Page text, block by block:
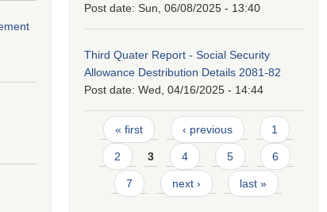
Post date: Sun, 06/08/2025 - 13:40
Third Quater Report - Social Security
Allowance Destribution Details 2081-82
Post date: Wed, 04/16/2025 - 14:44
Pages
« first ‹ previous 1
2 3 4 5 6
7 next › last »